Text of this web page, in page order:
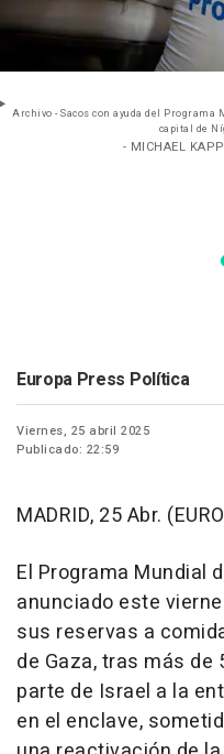
Archivo - Sacos con ayuda del
capital de
- MICHAEL
Europa Press Política
Viernes, 25 abril 2025
Publicado: 22:59
MADRID, 25 Abr.
El Programa Mundial
anunciado este
sus reservas a
de Gaza, tras más de
parte de Israel a la
en el enclave,